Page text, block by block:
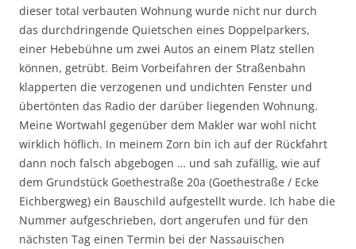
dieser total verbauten Wohnung wurde nicht nur durch
das durchdringende Quietschen eines Doppelparkers,
einer Hebebühne um zwei Autos an einem Platz stellen
können, getrübt. Beim Vorbeifahren der Straßenbahn
klapperten die verzogenen und undichten Fenster und
übertönten das Radio der darüber liegenden Wohnung.
Meine Wortwahl gegenüber dem Makler war wohl nicht
wirklich höflich. In meinem Zorn bin ich auf der Rückfahrt
dann noch falsch abgebogen … und sah zufällig, wie auf
dem Grundstück Goethestraße 20a (Goethestraße / Ecke
Eichbergweg) ein Bauschild aufgestellt wurde. Ich habe die
Nummer aufgeschrieben, dort angerufen und für den
nächsten Tag einen Termin bei der Nassauischen